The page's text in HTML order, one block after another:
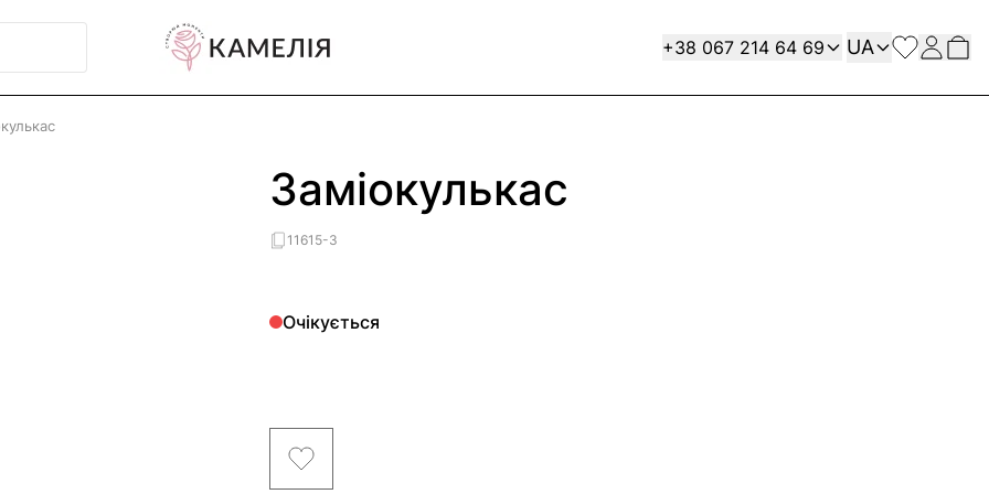
Contact
+38 067 214 64 69 Мова
UA
Заміокулькас
11615-3
Очікується